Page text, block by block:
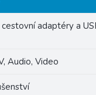
adaptéry a
Audio, Video